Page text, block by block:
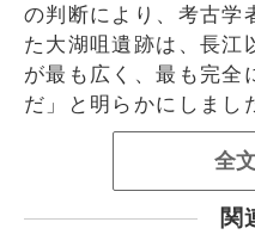
の判断により、考古学
た大湖咀遺跡は、長江
が最も広く、最も完全
だ」と明らかにしまし
全
関